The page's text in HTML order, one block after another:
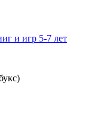
и игр 5-7 лет